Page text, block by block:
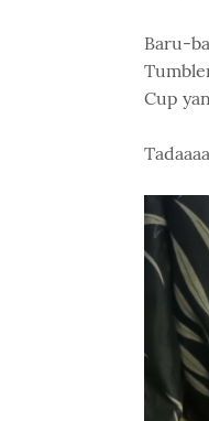
Baru-
Cup
Tadaaaa